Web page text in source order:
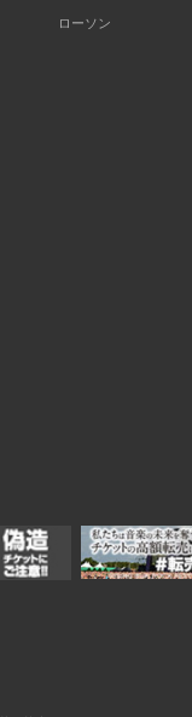
ローソン